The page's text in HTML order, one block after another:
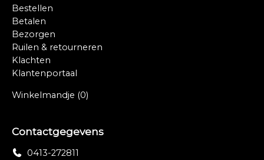
Bestellen
Betalen
Bezorgen
Ruilen & retourneren
Klachten
Klantenportaal
Winkelmandje (0)
Contactgegevens
0413-272811